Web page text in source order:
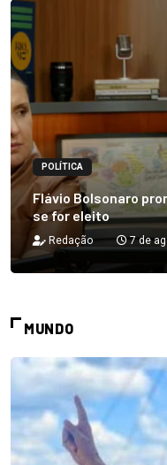
POLÍTICA
Flávio Bolsonaro
se for eleito
Redação 7 de
MUNDO